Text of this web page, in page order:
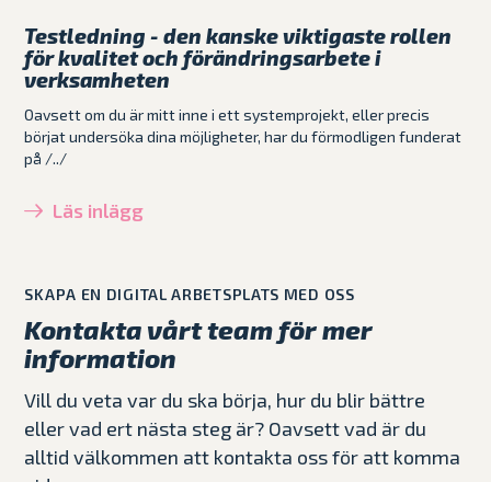
Testledning - den kanske viktigaste rollen
för kvalitet och förändringsarbete i
verksamheten
Oavsett om du är mitt inne i ett systemprojekt, eller precis
börjat undersöka dina möjligheter, har du förmodligen funderat
på /../
Läs inlägg
SKAPA EN DIGITAL ARBETSPLATS MED OSS
Kontakta vårt team för mer
information
Vill du veta var du ska börja, hur du blir bättre
eller vad ert nästa steg är? Oavsett vad är du
alltid välkommen att kontakta oss för att komma